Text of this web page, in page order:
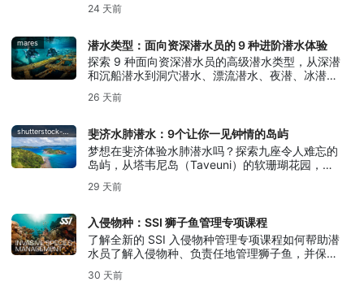
24 天前
mares
潜水类型：面向资深潜水员的 9 种进阶潜水体验
探索 9 种面向资深潜水员的高级潜水类型，从深潜
和沉船潜水到洞穴潜水、漂流潜水、夜潜、冰潜、
26 天前
shutterstock-bell-davey-photography
斐济水肺潜水：9个让你一见钟情的岛屿
梦想在斐济体验水肺潜水吗？探索九座令人难忘的
岛屿，从塔韦尼岛（Taveuni）的软珊瑚花园，到
29 天前
入侵物种：SSI 狮子鱼管理专项课程
了解全新的 SSI 入侵物种管理专项课程如何帮助潜
水员了解入侵物种、负责任地管理狮子鱼，并保护
30 天前